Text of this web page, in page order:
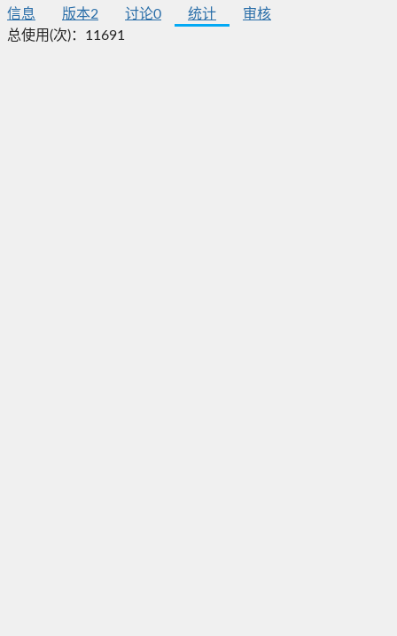
信息 版本2 讨论0 统计
审核
总使用(次)： 11691